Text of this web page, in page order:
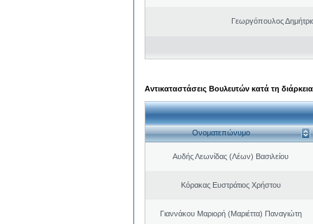
Γεωργόπουλος
Αντικαταστάσεις Βουλευτών κατά τη
Ονοματεπώνυμο
Αυδής Λεωνίδας (Λέων) Βασιλείου
Κόρακας Ευστράτιος Χρήστου
Γιαννάκου Μαριορή (Μαριέττα) Παναγιώτη